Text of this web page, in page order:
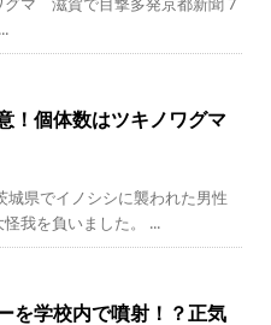
！個体数はツキノワグマ
城県でイノシシに襲われた男性
我を負いました。 ...
を学校内で噴射！？正気